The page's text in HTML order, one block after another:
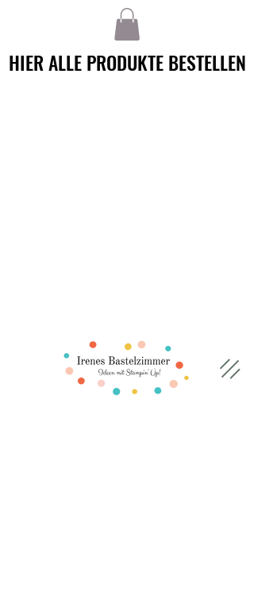
HIER ALLE PRODUKTE BESTELLEN
HIER ALLE PRODUKTE BESTELLEN